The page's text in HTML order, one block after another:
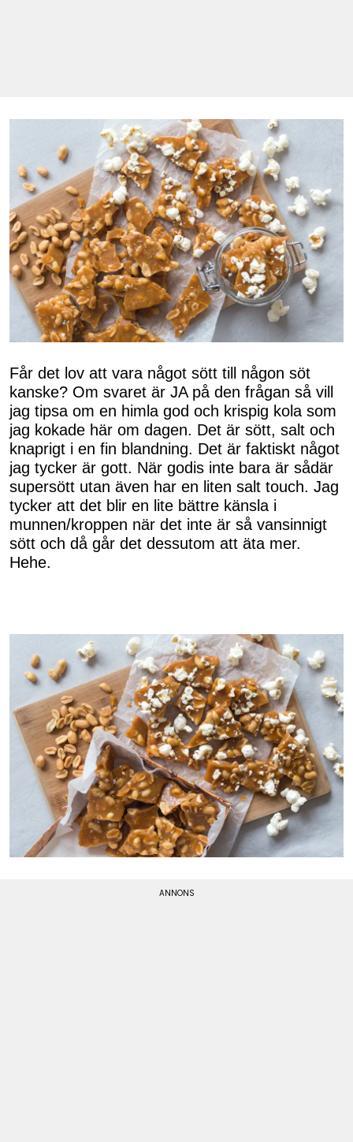
Får det lov att vara något sött till någon söt
kanske? Om svaret är JA på den frågan så vill
jag tipsa om en himla god och krispig kola som
jag kokade här om dagen. Det är sött, salt och
knaprigt i en fin blandning. Det är faktiskt något
jag tycker är gott. När godis inte bara är sådär
supersött utan även har en liten salt touch. Jag
tycker att det blir en lite bättre känsla i
munnen/kroppen när det inte är så vansinnigt
sött och då går det dessutom att äta mer.
Hehe.